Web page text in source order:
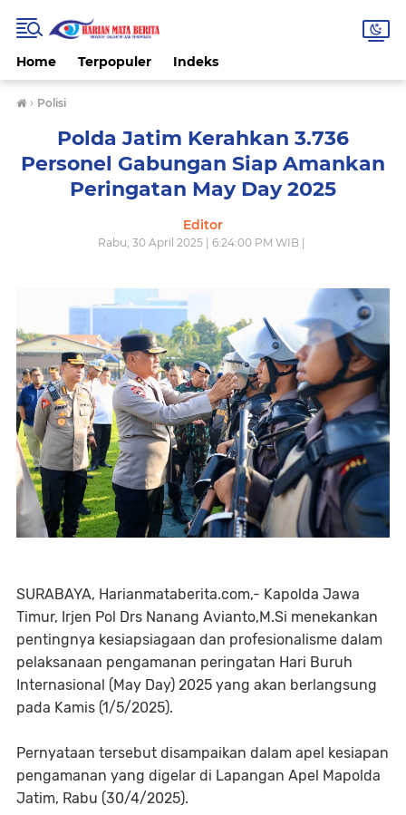
Home Terpopuler Indeks
› Polisi
Polda Jatim Kerahkan 3.736
Personel Gabungan Siap Amankan
Peringatan May Day 2025
Editor
Rabu, 30 April 2025 | 6:24:00 PM WIB |
SURABAYA, Harianmataberita.com,- Kapolda Jawa
Timur, Irjen Pol Drs Nanang Avianto,M.Si menekankan
pentingnya kesiapsiagaan dan profesionalisme dalam
pelaksanaan pengamanan peringatan Hari Buruh
Internasional (May Day) 2025 yang akan berlangsung
pada Kamis (1/5/2025).
Pernyataan tersebut disampaikan dalam apel kesiapan
pengamanan yang digelar di Lapangan Apel Mapolda
Jatim, Rabu (30/4/2025).